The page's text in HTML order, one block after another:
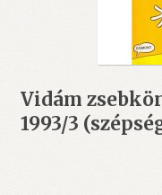
Vidám
1993/3